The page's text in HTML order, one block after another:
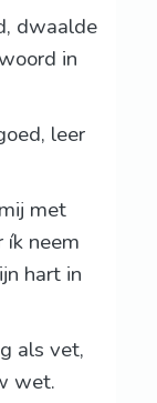
dwaalde
in
leer
met
ík neem
hart in
als vet,
wet.